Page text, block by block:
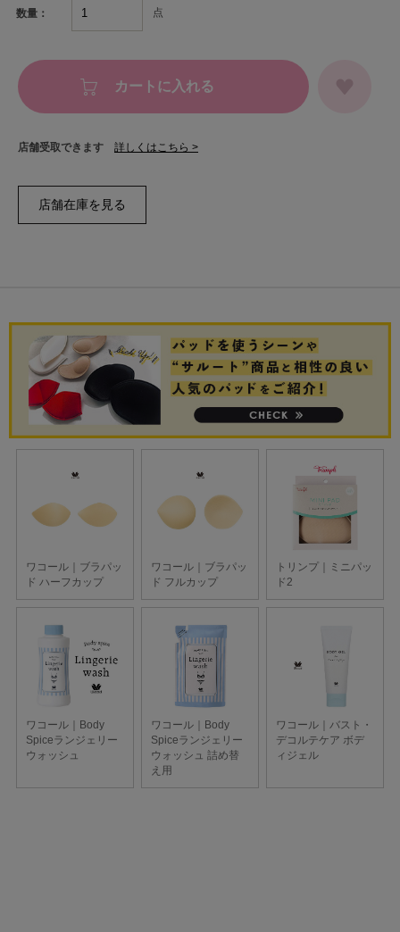
数量： 点
カートに入れる
店舗受取できます 詳しくはこちら >